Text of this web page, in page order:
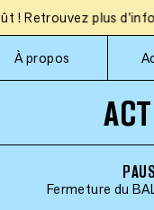
! Retrouvez plus
À propos
Fermeture du